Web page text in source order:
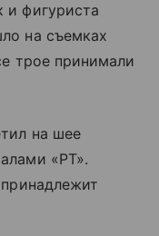
и фигуриста
на съемках
трое принимали
на шее
«РТ».